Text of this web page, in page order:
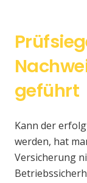
geführt
Kann der
werden, hat
Versicherung